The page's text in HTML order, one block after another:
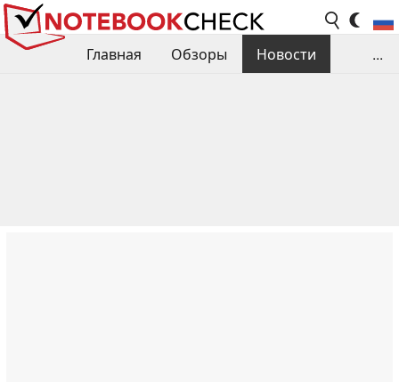
Главная Обзоры
Новости
...